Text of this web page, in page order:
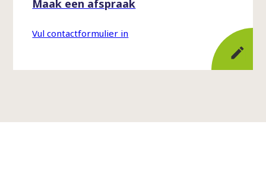
Maak een afspraak
Vul contactformulier in